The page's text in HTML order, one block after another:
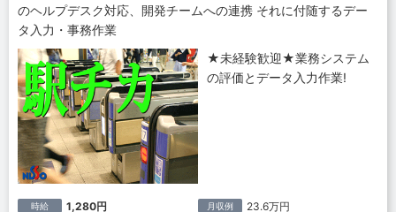
のヘルプデスク対応、開発チームへの連携 それに付随するデー
タ入力・事務作業
★未経験歓迎★業務システム
の評価とデータ入力作業!
時給 1,280円 月収例 23.6万円